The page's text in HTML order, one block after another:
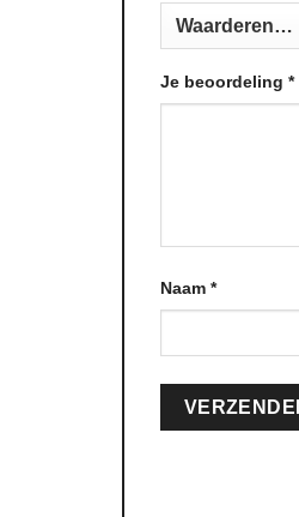
Je beoordeling *
Naam *